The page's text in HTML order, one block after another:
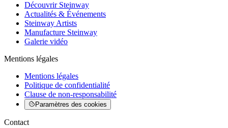
Découvrir Steinway
Actualités & Événements
Steinway Artists
Manufacture Steinway
Galerie vidéo
Mentions légales
Mentions légales
Politique de confidentialité
Clause de non-responsabilité
Paramètres des cookies
Contact